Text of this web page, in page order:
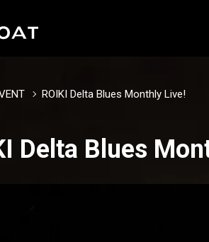
ROIKI Delta Blues Monthly Live!
Delta Blues